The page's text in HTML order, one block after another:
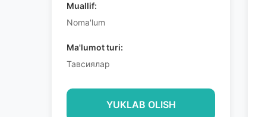
Muallif:
Noma'lum
Ma'lumot turi:
Тавсиялар
YUKLAB OLISH